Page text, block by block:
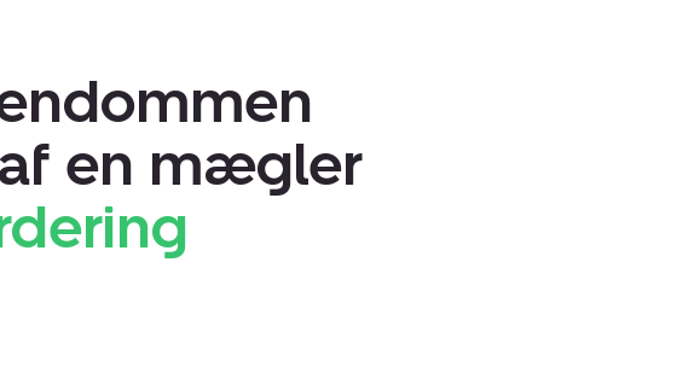
en mægler